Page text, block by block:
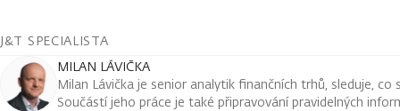
J&T SPECIALISTA
MILAN LÁVIČKA
Milan Lávička je senior analytik finančních trhů, sleduje,
Součástí jeho práce je také připravování pravidelných